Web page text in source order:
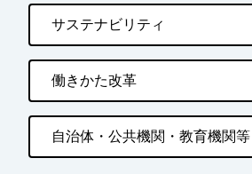
サステナビリティ
働きかた改革
自治体・公共機関・教育機関等